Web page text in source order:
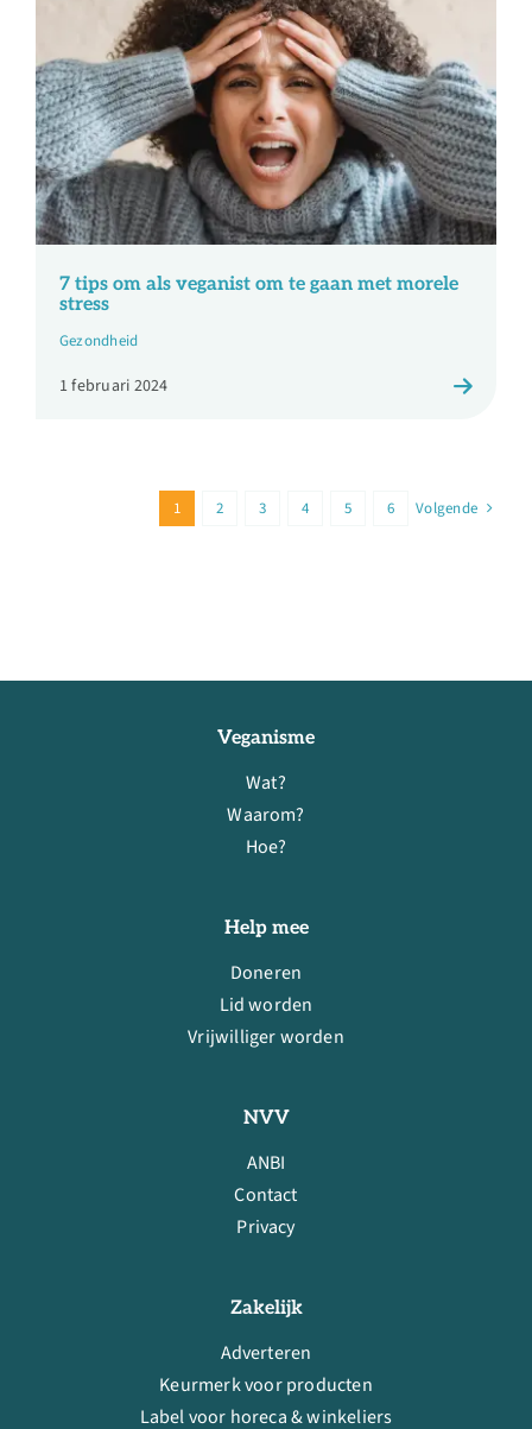
7 tips om als veganist om te gaan met morele
stress
Gezondheid
1 februari 2024
1 2 3 4 5 6 Volgende
Veganisme
Wat?
Waarom?
Hoe?
Help mee
Doneren
Lid worden
Vrijwilliger worden
NVV
ANBI
Contact
Privacy
Zakelijk
Adverteren
Keurmerk voor producten
Label voor horeca & winkeliers